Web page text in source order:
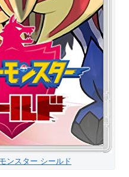
ンスター シールド